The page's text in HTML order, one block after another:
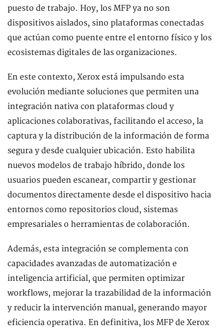
puesto de trabajo. Hoy, los MFP ya no son
dispositivos aislados, sino plataformas conectadas
que actúan como puente entre el entorno físico y los
ecosistemas digitales de las organizaciones.
En este contexto, Xerox está impulsando esta
evolución mediante soluciones que permiten una
integración nativa con plataformas cloud y
aplicaciones colaborativas, facilitando el acceso, la
captura y la distribución de la información de forma
segura y desde cualquier ubicación. Esto habilita
nuevos modelos de trabajo híbrido, donde los
usuarios pueden escanear, compartir y gestionar
documentos directamente desde el dispositivo hacia
entornos como repositorios cloud, sistemas
empresariales o herramientas de colaboración.
Además, esta integración se complementa con
capacidades avanzadas de automatización e
inteligencia artificial, que permiten optimizar
workflows, mejorar la trazabilidad de la información
y reducir la intervención manual, generando mayor
eficiencia operativa. En definitiva, los MFP de Xerox